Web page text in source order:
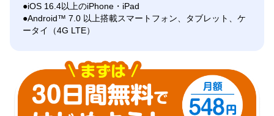
iOS 16.4以上のiPhone・iPad
Android™ 7.0 以上搭載スマートフォン、タブレット、ケ
ータイ（4G LTE）